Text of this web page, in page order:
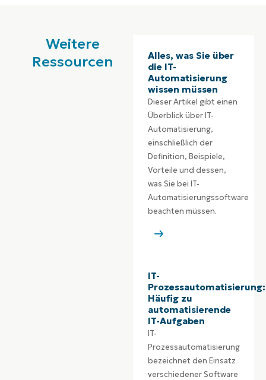
Weitere
Ressourcen
Alles, was Sie über
die IT-
Automatisierung
wissen müssen
Dieser Artikel gibt einen
Überblick über IT-
Automatisierung,
einschließlich der
Definition, Beispiele,
Vorteile und dessen,
was Sie bei IT-
Automatisierungssoftware
beachten müssen.
IT-
Prozessautomatisierung:
Häufig zu
automatisierende
IT-Aufgaben
IT-
Prozessautomatisierung
bezeichnet den Einsatz
verschiedener Software